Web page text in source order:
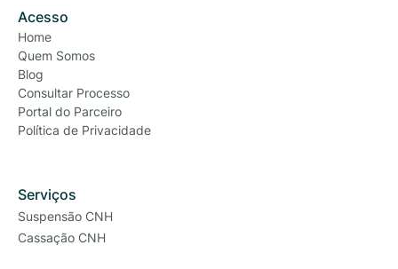
Acesso
Home
Quem Somos
Blog
Consultar Processo
Portal do Parceiro
Política de Privacidade
Serviços
Suspensão CNH
Cassação CNH